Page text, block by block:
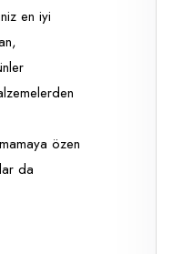
en iyi
özen
da